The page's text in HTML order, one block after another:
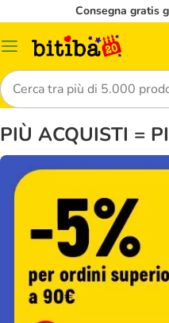
Consegna gratis
Overview
Cerca
PIÙ ACQUISTI =